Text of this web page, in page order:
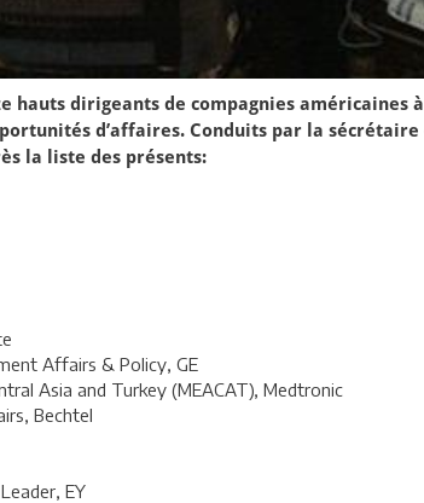
hauts dirigeants de compagnies américaines
d’affaires. Conduits par la
la liste des présents:
Affairs & Policy, GE
Asia and Turkey (MEACAT), Medtronic
Bechtel
EY